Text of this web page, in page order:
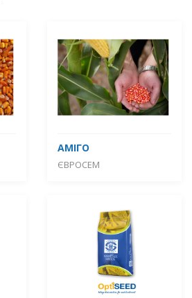
АМІГО
ЄВРОСЕМ